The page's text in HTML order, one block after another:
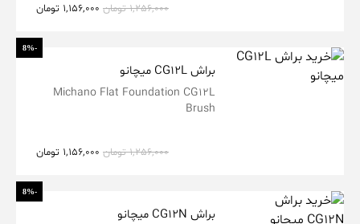
1,256,000 تومان 1,156,000 تومان
-8%
براش CG12L میچانو
Michano Flat Foundation CG12L
Brush
1,256,000 تومان 1,156,000 تومان
-8%
براش CG12N میچانو